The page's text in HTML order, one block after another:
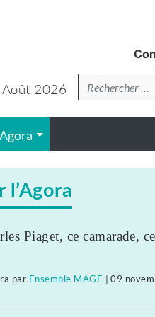
Août 2026Recherche
l’Agora
Piaget, ce camarade,
par Ensemble MAGE |09